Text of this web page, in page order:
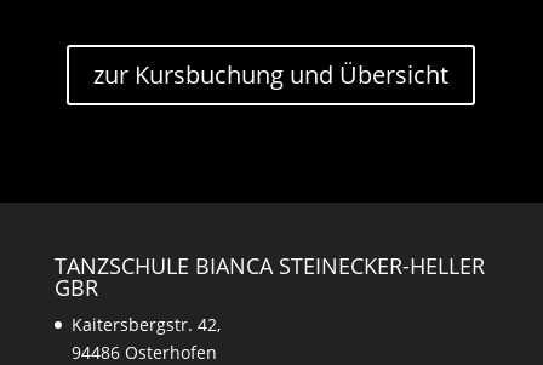
zur Kursbuchung und Übersicht
TANZSCHULE BIANCA STEINECKER-HELLER
GBR
Kaitersbergstr. 42,
94486 Osterhofen